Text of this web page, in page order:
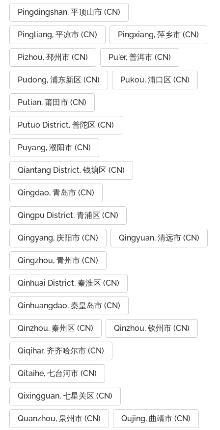
Pingdingshan, 平顶山市 (CN)
Pingliang, 平凉市 (CN) Pingxiang, 萍乡市 (CN)
Pizhou, 邳州市 (CN) Pu'er, 普洱市 (CN)
Pudong, 浦东新区 (CN) Pukou, 浦口区 (CN)
Putian, 莆田市 (CN)
Putuo District, 普陀区 (CN)
Puyang, 濮阳市 (CN)
Qiantang District, 钱塘区 (CN)
Qingdao, 青岛市 (CN)
Qingpu District, 青浦区 (CN)
Qingyang, 庆阳市 (CN) Qingyuan, 清远市 (CN)
Qingzhou, 青州市 (CN)
Qinhuai District, 秦淮区 (CN)
Qinhuangdao, 秦皇岛市 (CN)
Qinzhou, 秦州区 (CN) Qinzhou, 钦州市 (CN)
Qiqihar, 齐齐哈尔市 (CN)
Qitaihe, 七台河市 (CN)
Qixingguan, 七星关区 (CN)
Quanzhou, 泉州市 (CN) Qujing, 曲靖市 (CN)